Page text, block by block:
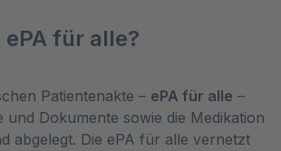
ePA für alle?
Patientenakte – ePA für alle –
und Dokumente sowie die Medikation
abgelegt. Die ePA für alle vernetzt